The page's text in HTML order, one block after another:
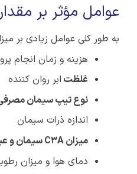
عوامل مؤثر بر
به طور کلی عوامل زیادی بر
هزینه و زمان انجام
غلظت ابر روان کننده
نوع تیپ سیمان
اندازه ذرات سیمان
میزان
سیمان و
دمای هوا و میزان